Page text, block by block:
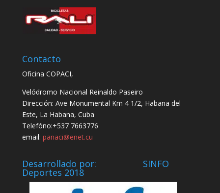
Contacto
Oficina COPACI,
Velódromo Nacional Reinaldo Paseiro
Dirección: Ave Monumental Km 4 1/2, Habana del
Este, La Habana, Cuba
Telefóno:+537 7663776
email: panaci@enet.cu
Desarrollado por: SINFO
Deportes 2018